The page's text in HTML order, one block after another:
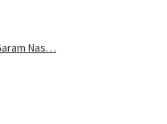
Nas…